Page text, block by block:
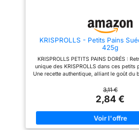
KRISPROLLS - Petits Pains
425g
KRISPROLLS PETITS PAINS DORÉS :
unique des KRISPROLLS dans ces
Une recette authentique, alliant le goût du
pauses savoureuses, avec du beurre, de
ou tout simplement nature LES ATOUTS DE
KRISPROLLS: Les petits pains
composés d’ingrédients 100%
conservateur et sans matière grasse
est issue d’un savoir-faire perpétué
3,11 €
2,84 €